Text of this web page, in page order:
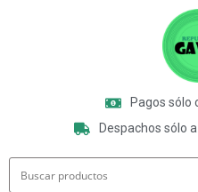
Pagos sólo
Despachos sólo